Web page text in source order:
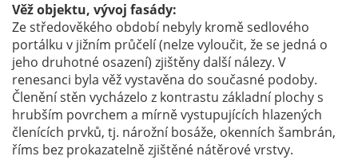
Věž objektu, vývoj fasády:
Ze středověkého období nebyly kromě sedlového
portálku v jižním průčelí (nelze vyloučit, že se jedná o
jeho druhotné osazení) zjištěny další nálezy. V
renesanci byla věž vystavěna do současné podoby.
Členění stěn vycházelo z kontrastu základní plochy s
hrubším povrchem a mírně vystupujících hlazených
členících prvků, tj. nárožní bosáže, okenních šambrán,
říms bez prokazatelně zjištěné nátěrové vrstvy.